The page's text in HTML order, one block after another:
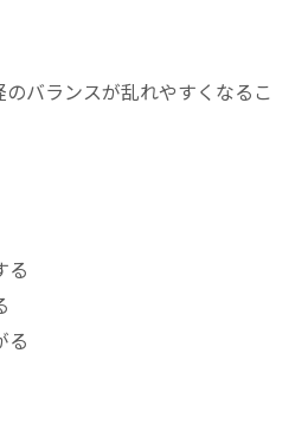
バランスが乱れやすくなるこ
る
る